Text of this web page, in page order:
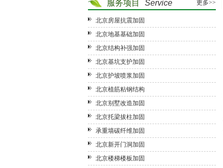
服务项目 Service 更多>>
北京房屋抗震加固
北京地基基础加固
北京结构补强加固
北京基坑支护加固
北京护坡喷浆加固
北京植筋粘钢结构
北京别墅改造加固
北京托梁拔柱加固
承重墙碳纤维加固
北京新开门洞加固
北京楼梯楼板加固